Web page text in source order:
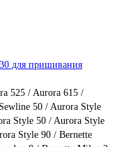
для пришивания
525 / Aurora 615 /
50 / Aurora Style
Style 50 / Aurora Style
Style 90 / Bernette